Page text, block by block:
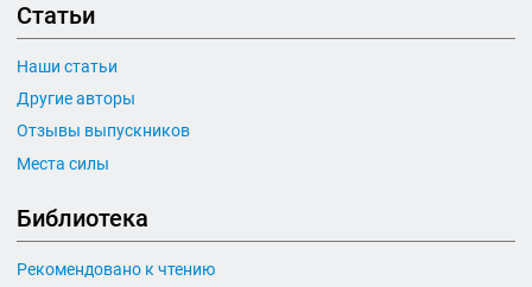
Статьи
Наши статьи
Другие авторы
Отзывы выпускников
Места силы
Библиотека
Рекомендовано к чтению